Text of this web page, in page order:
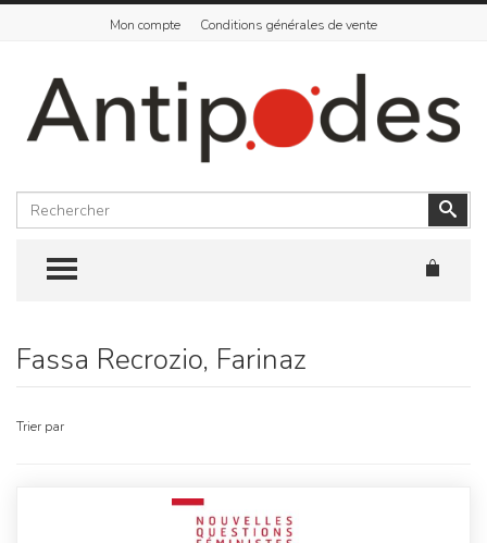
Mon compte Conditions générales de vente
Rechercher
TOGGLE MENU
Skip
content
Fassa Recrozio, Farinaz
Trier par